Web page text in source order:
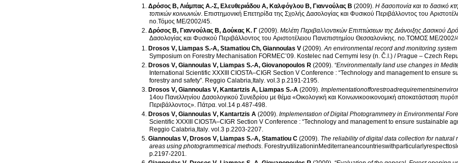
Δρόσος Β, Λιάμπας Α.-Σ, Ελευθεριάδου Α, Καλφόγλου Β, Γιαννούλας Β (2009). Η δασοπονία και το δασικό
τοπικών κοινωνιών. Επιστημονική Επετηρίδα της Σχολής Δασολογίας και Φυσικού Περιβάλλοντος του
no.Τόμος ΜΕ/2002/45.
Δρόσος Β, Γιαννούλας Β, Δούκας Κ. Γ (2009). Μελέτη Περιβαλλοντικών Επιπτώσεων της Διάνοιξης Δασικού
Δασολογίας και Φυσικού Περιβάλλοντος του Αριστοτέλειου Πανεπιστημίου Θεσσαλονίκης. no.ΤΟΜΟΣ ΜΕ/2002/
Drosos V, Liampas S.-A, Stamatiou Ch, Giannoulas V (2009).An environmental record and monitoring
Symposium on Forestry Mechanisation FORMEC’09. Kostelec nad Cernymi lesy (n. Č.l.) / Prague – Czech
Drosos V, Giannoulas V, Liampas S.-A, Giovanopoulos R (2009). “Environmentally land use changes in
International Scientific XXXIII CIOSTA–CIGR Section V Conference : “Technology and management to ensure
forestry and safety”. Reggio Calabria,Italy. vol.3 p.2191-2195.
Drosos V, Giannoulas V, Kantartzis A, Liampas S.-A (2009).
14ου Πανελληνίου Δασολογικού Συνεδρίου με θέμα «Οικολογική και Κοινωνικοοικονομική αποκατάσταση
Περιβάλλοντος». Πάτρα. vol.14 p.487-498.
Drosos V, Giannoulas V, Kantartzis A (2009). Implementation of Digital Photogrammetry in Environmental
Scientific XXXIII CIOSTA–CIGR Section V Conference : “Technology and management to ensure sustainable
Reggio Calabria,Italy. vol.3 p.2203-2207.
Giannoulas V, Drosos V, Liampas S.-A, Stamatiou C (2009). The reliability of digital data collection for
areas using photogrammetrical methods.
p.2197-2201.